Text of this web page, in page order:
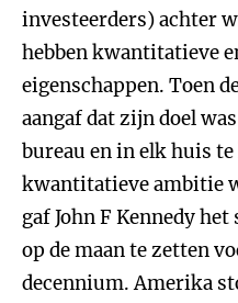
investeerders) achter
hebben kwantitatieve
eigenschappen. Toen
aangaf dat zijn doel
bureau en in elk huis
kwantitatieve ambitie
gaf John F Kennedy
op de maan te zetten
decennium. Amerika